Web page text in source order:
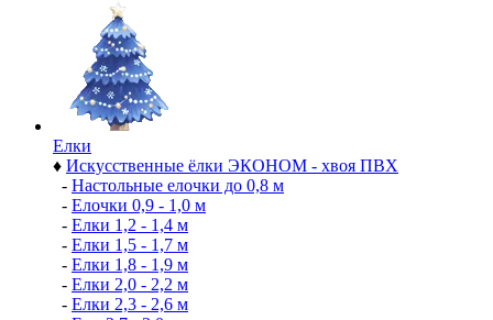
Елки
♦ Искусственные ёлки ЭКОНОМ - хвоя ПВХ
- Настольные елочки до 0,8 м
- Елочки 0,9 - 1,0 м
- Елки 1,2 - 1,4 м
- Елки 1,5 - 1,7 м
- Елки 1,8 - 1,9 м
- Елки 2,0 - 2,2 м
- Елки 2,3 - 2,6 м